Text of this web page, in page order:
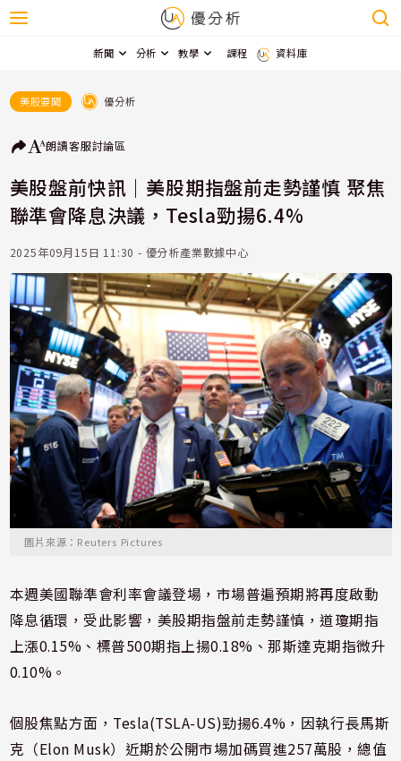
新聞 分析 教學 課程 資料庫
美股要聞 優分析
朗讀客服討論區
美股盤前快訊｜美股期指盤前走勢謹慎 聚焦
聯準會降息決議，Tesla勁揚6.4%
2025年09月15日 11:30 - 優分析產業數據中心
圖片來源：Reuters Pictures
本週美國聯準會利率會議登場，市場普遍預期將再度啟動
降息循環，受此影響，美股期指盤前走勢謹慎，道瓊期指
上漲0.15%、標普500期指上揚0.18%、那斯達克期指微升
0.10%。
個股焦點方面，Tesla(TSLA-US)勁揚6.4%，因執行長馬斯
克（Elon Musk）近期於公開市場加碼買進257萬股，總值